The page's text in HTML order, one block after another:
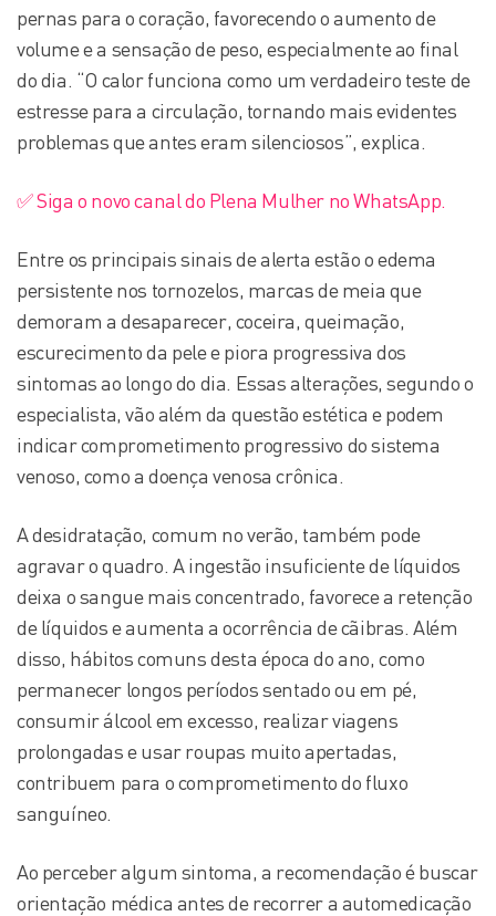
pernas para o coração, favorecendo o aumento de
volume e a sensação de peso, especialmente ao final
do dia. “O calor funciona como um verdadeiro teste de
estresse para a circulação, tornando mais evidentes
problemas que antes eram silenciosos”, explica.
✅ Siga o novo canal do Plena Mulher no WhatsApp.
Entre os principais sinais de alerta estão o edema
persistente nos tornozelos, marcas de meia que
demoram a desaparecer, coceira, queimação,
escurecimento da pele e piora progressiva dos
sintomas ao longo do dia. Essas alterações, segundo o
especialista, vão além da questão estética e podem
indicar comprometimento progressivo do sistema
venoso, como a doença venosa crônica.
A desidratação, comum no verão, também pode
agravar o quadro. A ingestão insuficiente de líquidos
deixa o sangue mais concentrado, favorece a retenção
de líquidos e aumenta a ocorrência de cãibras. Além
disso, hábitos comuns desta época do ano, como
permanecer longos períodos sentado ou em pé,
consumir álcool em excesso, realizar viagens
prolongadas e usar roupas muito apertadas,
contribuem para o comprometimento do fluxo
sanguíneo.
Ao perceber algum sintoma, a recomendação é buscar
orientação médica antes de recorrer a automedicação